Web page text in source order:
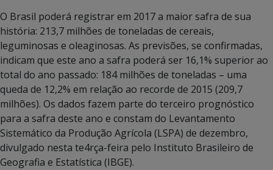
O Brasil poderá registrar em 2017 a maior safra de sua
história: 213,7 milhões de toneladas de cereais,
leguminosas e oleaginosas. As previsões, se confirmadas,
indicam que este ano a safra poderá ser 16,1% superior ao
total do ano passado: 184 milhões de toneladas – uma
queda de 12,2% em relação ao recorde de 2015 (209,7
milhões). Os dados fazem parte do terceiro prognóstico
para a safra deste ano e constam do Levantamento
Sistemático da Produção Agrícola (LSPA) de dezembro,
divulgado nesta te4rça-feira pelo Instituto Brasileiro de
Geografia e Estatística (IBGE).